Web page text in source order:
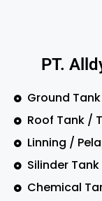
PT.
Ground
Roof Tank /
Linning /
Silinder Tank
Chemical